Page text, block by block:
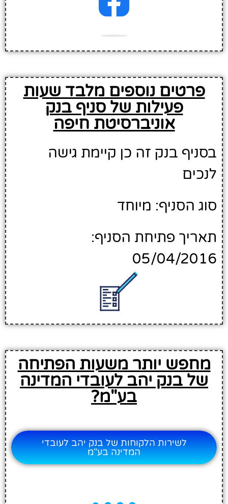
פרטים נוספים מלבד שעות
פעילות של סניף בנק
אוניברסיטת חיפה
בסניף בנק זה כן קיימת גישה
לנכים
סוג הסניף: מיוחד
תאריך פתיחת הסניף:
05/04/2016
מחפש יותר משעות הפתיחה
של בנק יהב לעובדי המדינה
בע"מ?
לשירות הלקוחות של בנק יהב לעובדי
המדינה בע"מ